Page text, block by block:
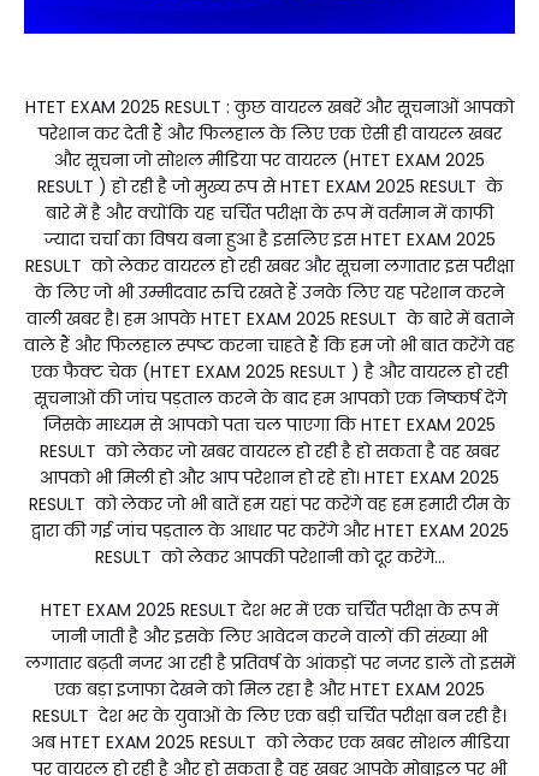
HTET EXAM 2025 RESULT : कुछ वायरल खबरें और सूचनाओं आपको
परेशान कर देती हैं और फिलहाल के लिए एक ऐसी ही वायरल खबर
और सूचना जो सोशल मीडिया पर वायरल (HTET EXAM 2025
RESULT ) हो रही है जो मुख्य रूप से HTET EXAM 2025 RESULT के
बारे में है और क्योंकि यह चर्चित परीक्षा के रूप में वर्तमान में काफी
ज्यादा चर्चा का विषय बना हुआ है इसलिए इस HTET EXAM 2025
RESULT को लेकर वायरल हो रही खबर और सूचना लगातार इस परीक्षा
के लिए जो भी उम्मीदवार रुचि रखते हैं उनके लिए यह परेशान करने
वाली खबर है। हम आपके HTET EXAM 2025 RESULT के बारे में बताने
वाले हैं और फिलहाल स्पष्ट करना चाहते हैं कि हम जो भी बात करेंगे वह
एक फैक्ट चेक (HTET EXAM 2025 RESULT ) है और वायरल हो रही
सूचनाओं की जांच पड़ताल करने के बाद हम आपको एक निष्कर्ष देंगे
जिसके माध्यम से आपको पता चल पाएगा कि HTET EXAM 2025
RESULT को लेकर जो खबर वायरल हो रही है हो सकता है वह खबर
आपको भी मिली हो और आप परेशान हो रहे हो। HTET EXAM 2025
RESULT को लेकर जो भी बातें हम यहां पर करेंगे वह हम हमारी टीम के
द्वारा की गई जांच पड़ताल के आधार पर करेंगे और HTET EXAM 2025
RESULT को लेकर आपकी परेशानी को दूर करेंगे...
HTET EXAM 2025 RESULT देश भर में एक चर्चित परीक्षा के रूप में
जानी जाती है और इसके लिए आवेदन करने वालों की संख्या भी
लगातार बढ़ती नजर आ रही है प्रतिवर्ष के आंकड़ों पर नजर डालें तो इसमें
एक बड़ा इजाफा देखने को मिल रहा है और HTET EXAM 2025
RESULT देश भर के युवाओं के लिए एक बड़ी चर्चित परीक्षा बन रही है।
अब HTET EXAM 2025 RESULT को लेकर एक खबर सोशल मीडिया
पर वायरल हो रही है और हो सकता है वह खबर आपके मोबाइल पर भी